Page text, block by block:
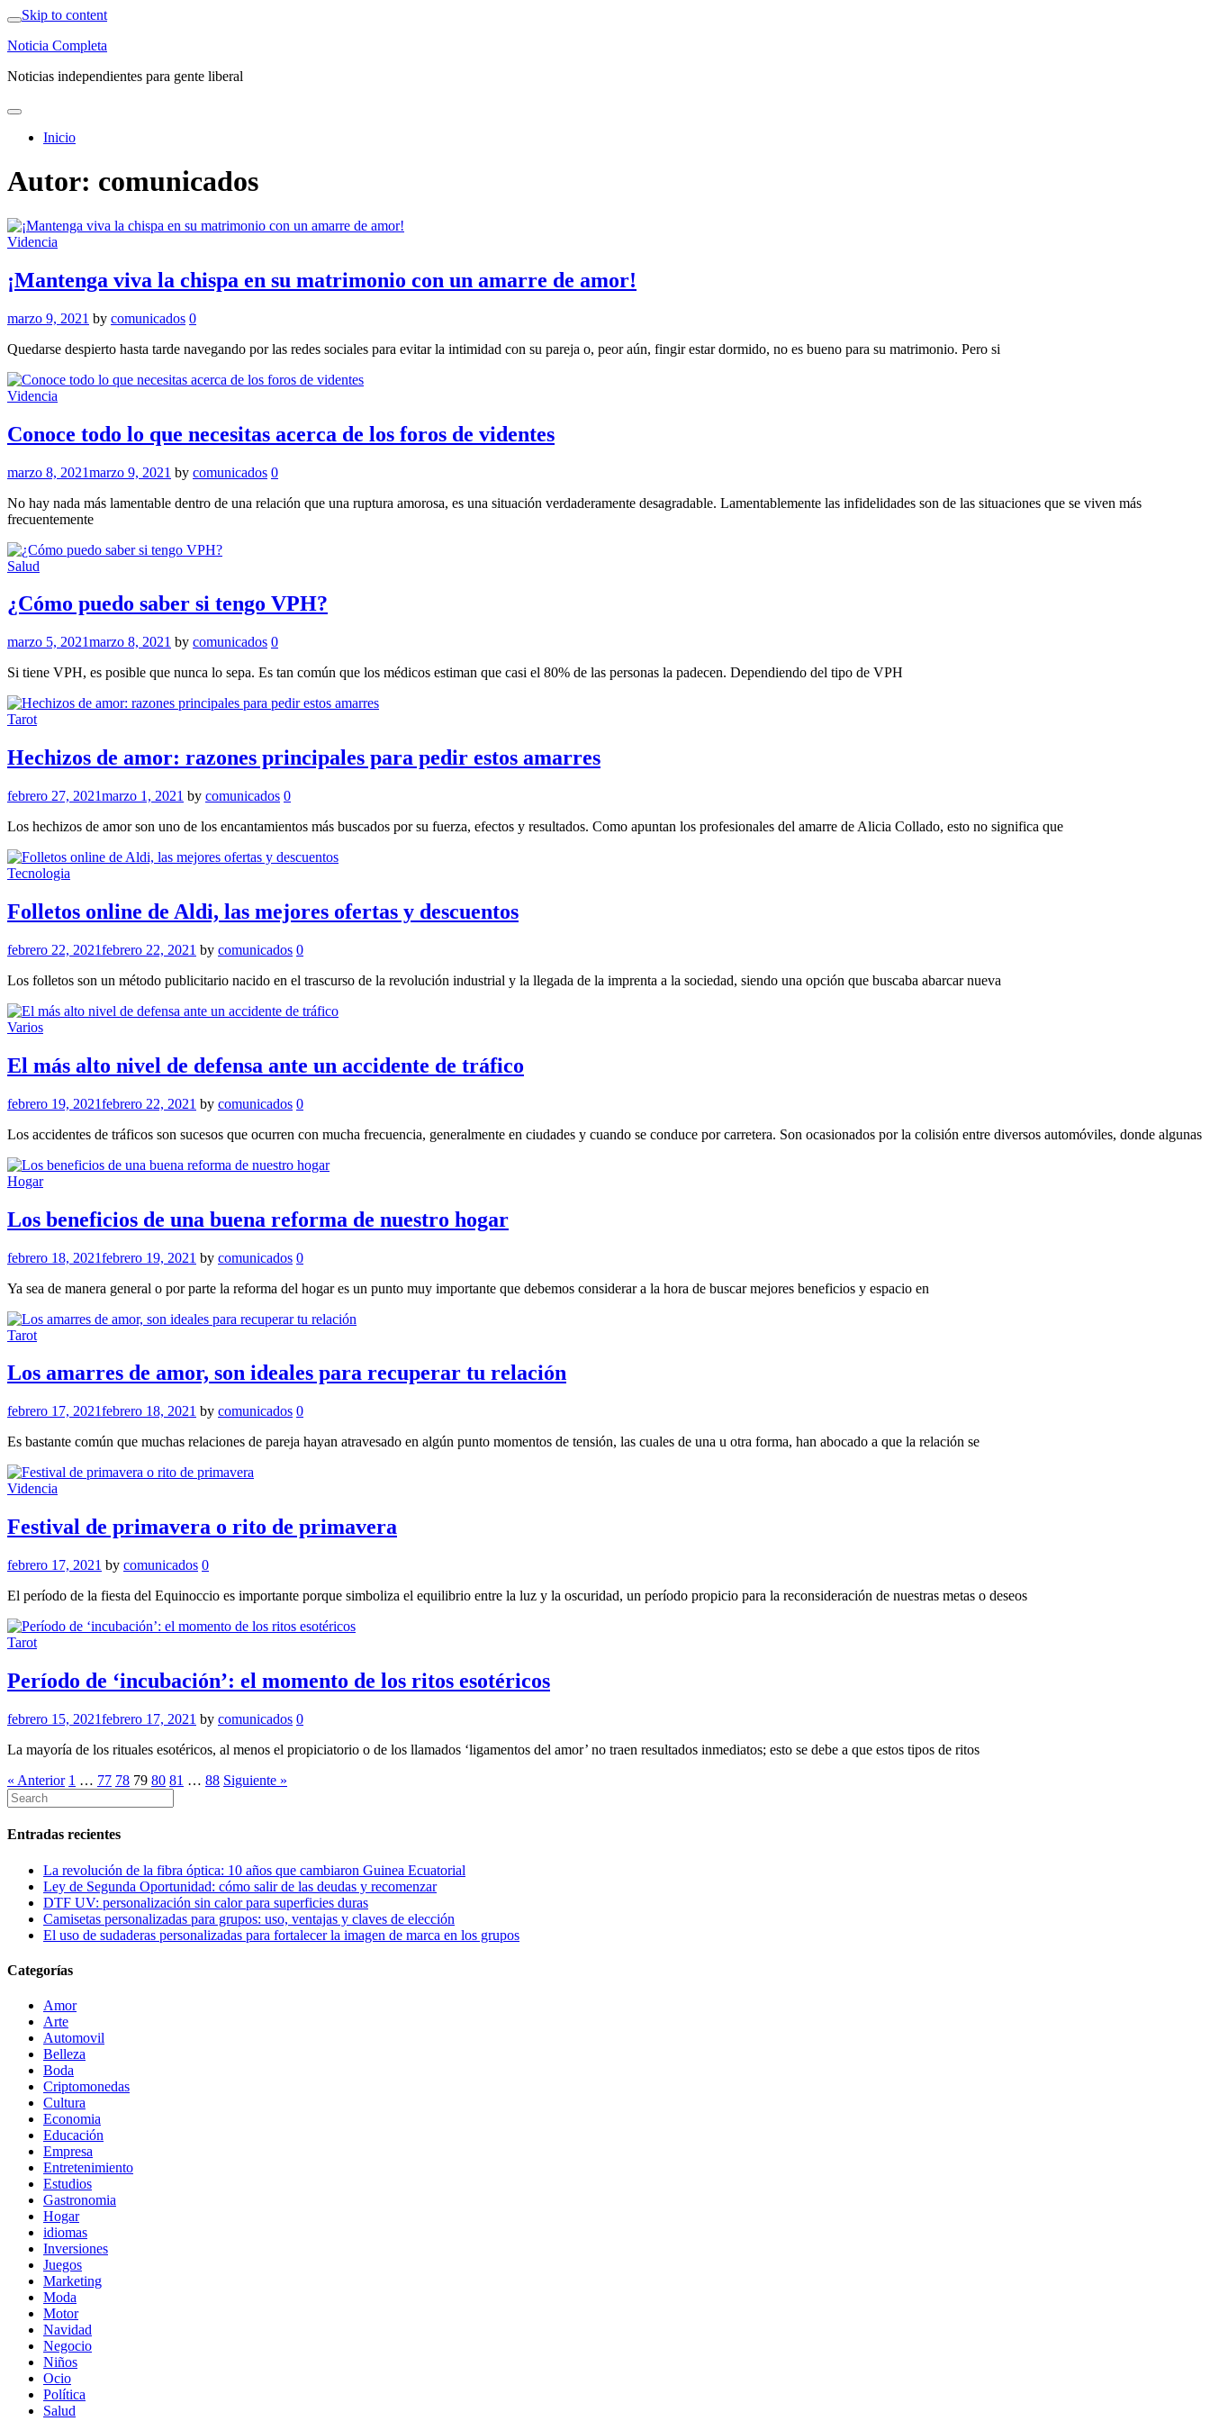
Skip to content
Noticia Completa
Noticias independientes para gente liberal
Inicio
Autor: comunicados
Videncia
¡Mantenga viva la chispa en su matrimonio con un amarre de amor!
marzo 9, 2021 by comunicados 0
Quedarse despierto hasta tarde navegando por las redes sociales para evitar la intimidad con su pareja o, peor aún, fingir estar dormido, no es bueno para su matrimonio. Pero si
Videncia
Conoce todo lo que necesitas acerca de los foros de videntes
marzo 8, 2021marzo 9, 2021 by comunicados 0
No hay nada más lamentable dentro de una relación que una ruptura amorosa, es una situación verdaderamente desagradable. Lamentablemente las infidelidades son de las situaciones que se viven más
frecuentemente
Salud
¿Cómo puedo saber si tengo VPH?
marzo 5, 2021marzo 8, 2021 by comunicados 0
Si tiene VPH, es posible que nunca lo sepa. Es tan común que los médicos estiman que casi el 80% de las personas la padecen. Dependiendo del tipo de VPH
Tarot
Hechizos de amor: razones principales para pedir estos amarres
febrero 27, 2021marzo 1, 2021 by comunicados 0
Los hechizos de amor son uno de los encantamientos más buscados por su fuerza, efectos y resultados. Como apuntan los profesionales del amarre de Alicia Collado, esto no significa que
Tecnologia
Folletos online de Aldi, las mejores ofertas y descuentos
febrero 22, 2021febrero 22, 2021 by comunicados 0
Los folletos son un método publicitario nacido en el trascurso de la revolución industrial y la llegada de la imprenta a la sociedad, siendo una opción que buscaba abarcar nueva
Varios
El más alto nivel de defensa ante un accidente de tráfico
febrero 19, 2021febrero 22, 2021 by comunicados 0
Los accidentes de tráficos son sucesos que ocurren con mucha frecuencia, generalmente en ciudades y cuando se conduce por carretera. Son ocasionados por la colisión entre diversos automóviles, donde algunas
Hogar
Los beneficios de una buena reforma de nuestro hogar
febrero 18, 2021febrero 19, 2021 by comunicados 0
Ya sea de manera general o por parte la reforma del hogar es un punto muy importante que debemos considerar a la hora de buscar mejores beneficios y espacio en
Tarot
Los amarres de amor, son ideales para recuperar tu relación
febrero 17, 2021febrero 18, 2021 by comunicados 0
Es bastante común que muchas relaciones de pareja hayan atravesado en algún punto momentos de tensión, las cuales de una u otra forma, han abocado a que la relación se
Videncia
Festival de primavera o rito de primavera
febrero 17, 2021 by comunicados 0
El período de la fiesta del Equinoccio es importante porque simboliza el equilibrio entre la luz y la oscuridad, un período propicio para la reconsideración de nuestras metas o deseos
Tarot
Período de ‘incubación’: el momento de los ritos esotéricos
febrero 15, 2021febrero 17, 2021 by comunicados 0
La mayoría de los rituales esotéricos, al menos el propiciatorio o de los llamados ‘ligamentos del amor’ no traen resultados inmediatos; esto se debe a que estos tipos de ritos
« Anterior 1 … 77 78 79 80 81 … 88 Siguiente »
Entradas recientes
La revolución de la fibra óptica: 10 años que cambiaron Guinea Ecuatorial
Ley de Segunda Oportunidad: cómo salir de las deudas y recomenzar
DTF UV: personalización sin calor para superficies duras
Camisetas personalizadas para grupos: uso, ventajas y claves de elección
El uso de sudaderas personalizadas para fortalecer la imagen de marca en los grupos
Categorías
Amor
Arte
Automovil
Belleza
Boda
Criptomonedas
Cultura
Economia
Educación
Empresa
Entretenimiento
Estudios
Gastronomia
Hogar
idiomas
Inversiones
Juegos
Marketing
Moda
Motor
Navidad
Negocio
Niños
Ocio
Política
Salud